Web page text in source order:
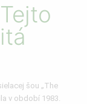
šou „The
v období 1983.